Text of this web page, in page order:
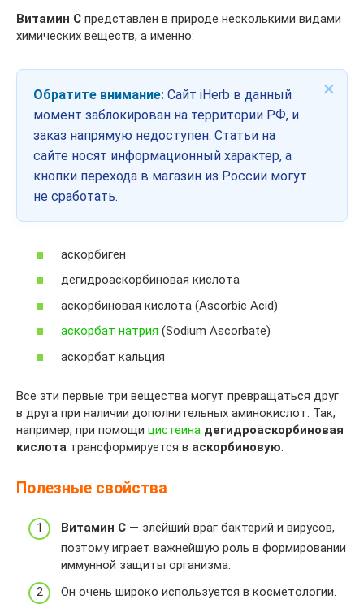
Витамин C представлен в природе несколькими видами
химических веществ, а именно:
×
Обратите внимание: Сайт iHerb в данный
момент заблокирован на территории РФ, и
заказ напрямую недоступен. Статьи на
сайте носят информационный характер, а
кнопки перехода в магазин из России могут
не сработать.
аскорбиген
дегидроаскорбиновая кислота
аскорбиновая кислота (Ascorbic Acid)
аскорбат натрия (Sodium Ascorbate)
аскорбат кальция
Все эти первые три вещества могут превращаться друг
в друга при наличии дополнительных аминокислот. Так,
например, при помощи цистеина дегидроаскорбиновая
кислота трансформируется в аскорбиновую.
Полезные свойства
Витамин C — злейший враг бактерий и вирусов,
поэтому играет важнейшую роль в формировании
иммунной защиты организма.
Он очень широко используется в косметологии.